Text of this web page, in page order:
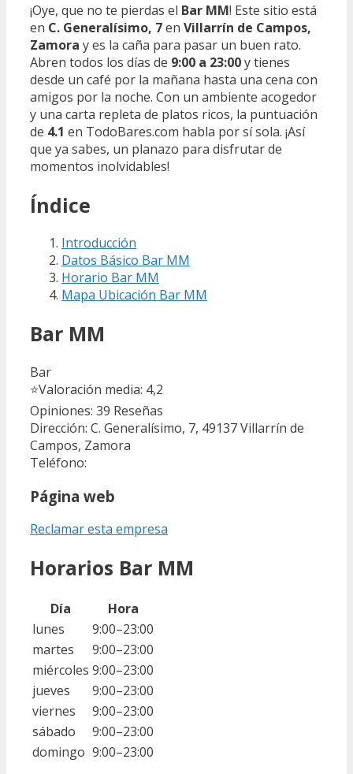
¡Oye, que no te pierdas el Bar MM! Este sitio está
en C. Generalísimo, 7en Villarrín de Campos,
Zamora y es la caña para pasar un buen rato.
Abren todos los días de 9:00 a 23:00y tienes
desde un café por la mañana hasta una cena con
amigos por la noche. Con un ambiente acogedor
y una carta repleta de platos ricos, la puntuación
de 4.1 en TodoBares.com habla por sí sola. ¡Así
que ya sabes, un planazo para disfrutar de
momentos inolvidables!
Índice
Introducción
Datos Básico Bar MM
Horario Bar MM
Mapa Ubicación Bar MM
Bar MM
Bar
⭐Valoración media: 4,2
Opiniones: 39 Reseñas
Dirección: C. Generalísimo, 7, 49137 Villarrín de
Campos, Zamora
Teléfono:
Página web
Reclamar esta empresa
Horarios Bar MM
Día
Hora
lunes
9:00–23:00
martes
9:00–23:00
miércoles 9:00–23:00
jueves
9:00–23:00
viernes
9:00–23:00
sábado
9:00–23:00
domingo 9:00–23:00